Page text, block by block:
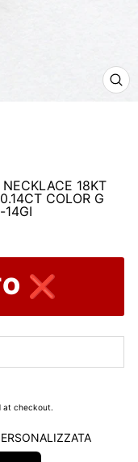
18KT
COLOR G
14GI
❌
checkout.